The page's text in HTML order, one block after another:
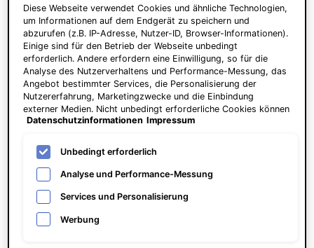
A.G.E. Interrupter Ultra Serum
Serum zur Hautstraffung
(1529)
Eine Größe verfügbar
ZUM WARENKORB
P-TIOX Cream
Anti‑Falten‑Creme für sichtbaren
Glass Skin Effekt und verfeinerte
Poren
48 ml
150,00 €
Diese Webseite verwendet Cookies und ähnliche Technologien,
um Informationen auf dem Endgerät zu speichern und
abzurufen (z.B. IP-Adresse, Nutzer-ID, Browser-Informationen).
Einige sind für den Betrieb der Webseite unbedingt
erforderlich. Andere erfordern eine Einwilligung, so für die
Analyse des Nutzerverhaltens und Performance-Messung, das
Angebot bestimmter Services, die Personalisierung der
Nutzererfahrung, Marketingzwecke und die Einbindung
externer Medien. Nicht unbedingt erforderliche Cookies können
direkt akzeptiert ("Alle akzeptieren") oder abgelehnt ("Ohne
Einstellungen sind ebenfalls möglich und speicherbar ("Auswahl
speichern"). Die Auswahl kann jederzeit unter dem Link
"Cookie-Einstellungen" angepasst werden. Für weitere
Informationen s. unsere Datenschutzinformationen.
Datenschutzinformationen Impressum
Unbedingt erforderlich
Analyse und Performance-Messung
Services und Personalisierung
Werbung